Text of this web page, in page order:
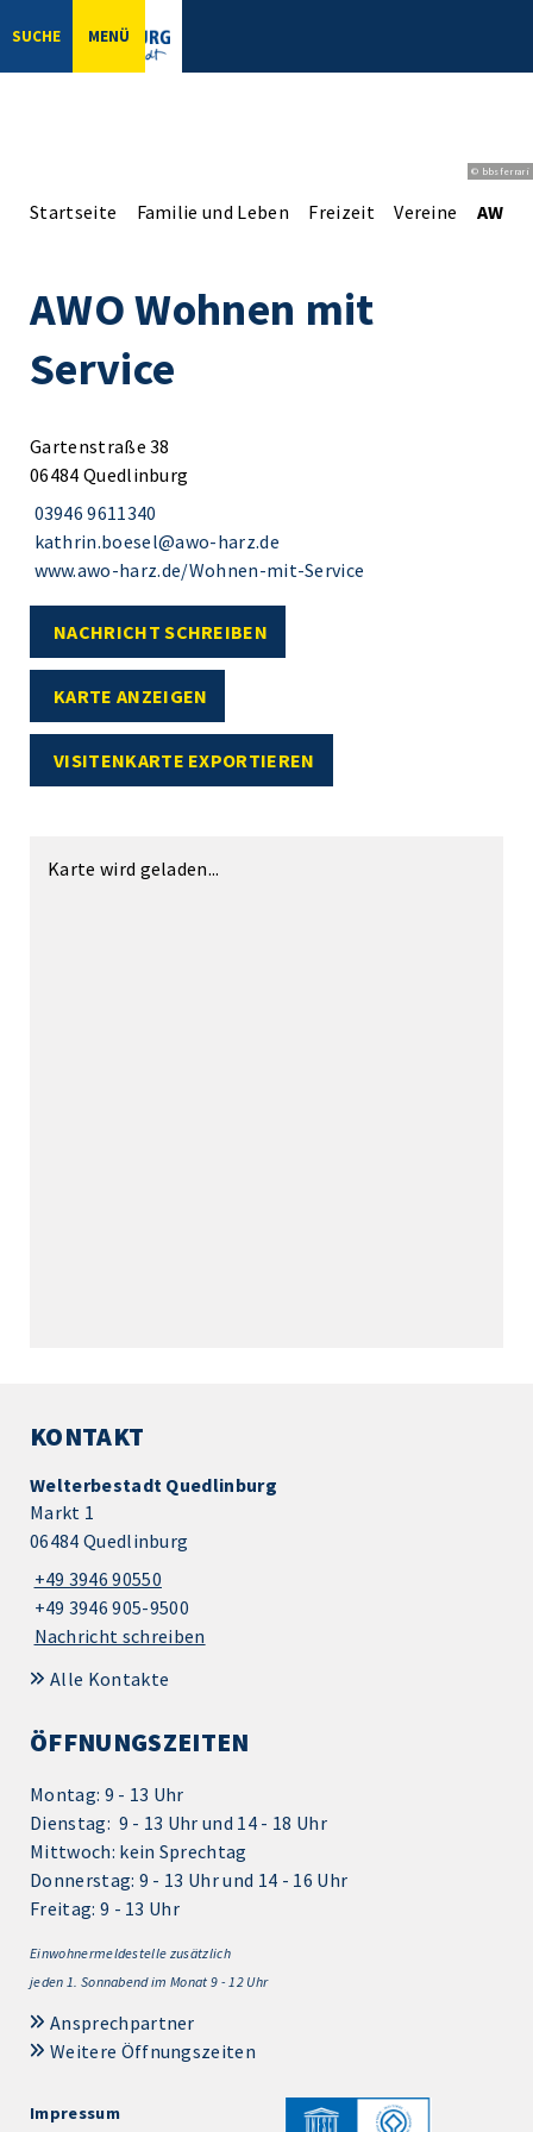
SUCHE MENÜ
© bbsferrari
Startseite Familie und Leben Freizeit Vereine AWO
AWO Wohnen mit
Service
Gartenstraße 38
06484 Quedlinburg
03946 9611340
kathrin.boesel@awo-harz.de
www.awo-harz.de/Wohnen-mit-Service
NACHRICHT SCHREIBEN
KARTE ANZEIGEN
VISITENKARTE EXPORTIEREN
Karte wird geladen...
KONTAKT
Welterbestadt Quedlinburg
Markt 1
06484 Quedlinburg
+49 3946 90550
+49 3946 905-9500
Nachricht schreiben
Alle Kontakte
ÖFFNUNGSZEITEN
Montag: 9 - 13 Uhr
Dienstag: 9 - 13 Uhr und 14 - 18 Uhr
Mittwoch: kein Sprechtag
Donnerstag: 9 - 13 Uhr und 14 - 16 Uhr
Freitag: 9 - 13 Uhr
Einwohnermeldestelle zusätzlich
jeden 1. Sonnabend im Monat 9 - 12 Uhr
Ansprechpartner
Weitere Öffnungszeiten
Impressum